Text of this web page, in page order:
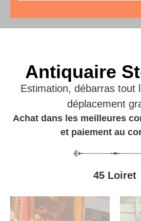
Antiquaire
Estimation, débarras tout
déplacement
Achat dans les meilleures
et paiement au
45 Loiret